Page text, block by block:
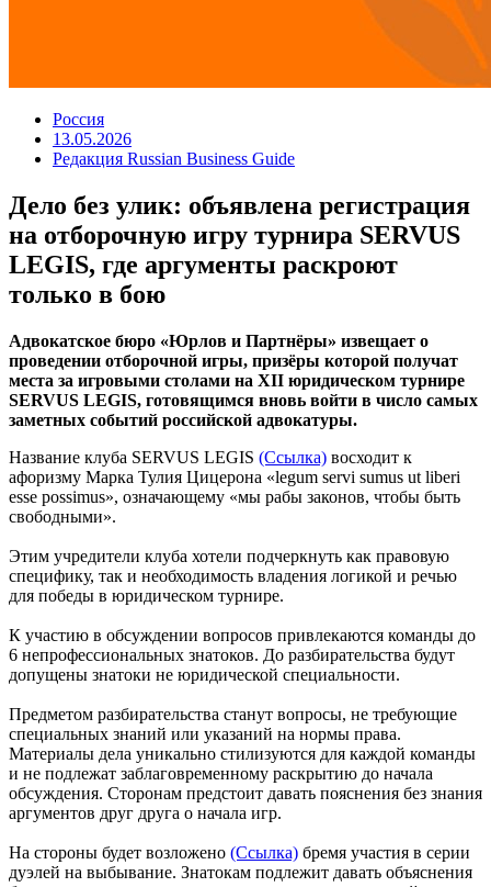
Россия
13.05.2026
Редакция Russian Business Guide
Дело без улик: объявлена регистрация
на отборочную игру турнира SERVUS
LEGIS, где аргументы раскроют
только в бою
Адвокатское бюро «Юрлов и Партнёры» извещает о
проведении отборочной игры, призёры которой получат
места за игровыми столами на XII юридическом турнире
SERVUS LEGIS, готовящимся вновь войти в число самых
заметных событий российской адвокатуры.
Название клуба SERVUS LEGIS (Ссылка) восходит к
афоризму Марка Тулия Цицерона «legum servi sumus ut liberi
esse possimus», означающему «мы рабы законов, чтобы быть
свободными».
Этим учредители клуба хотели подчеркнуть как правовую
специфику, так и необходимость владения логикой и речью
для победы в юридическом турнире.
К участию в обсуждении вопросов привлекаются команды до
6 непрофессиональных знатоков. До разбирательства будут
допущены знатоки не юридической специальности.
Предметом разбирательства станут вопросы, не требующие
специальных знаний или указаний на нормы права.
Материалы дела уникально стилизуются для каждой команды
и не подлежат заблаговременному раскрытию до начала
обсуждения. Сторонам предстоит давать пояснения без знания
аргументов друг друга о начала игр.
На стороны будет возложено (Ссылка) бремя участия в серии
дуэлей на выбывание. Знатокам подлежит давать объяснения